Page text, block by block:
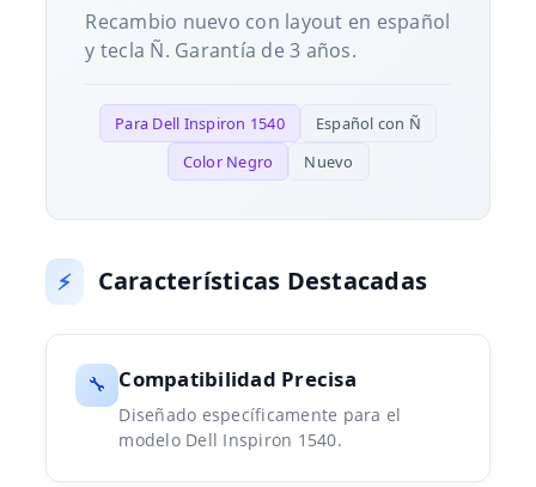
Recambio nuevo con layout en español
y tecla Ñ. Garantía de 3 años.
Para Dell Inspiron 1540
Español con Ñ
Color Negro
Nuevo
⚡ Características Destacadas
🔧 Compatibilidad Precisa
Diseñado específicamente para el
modelo Dell Inspiron 1540.